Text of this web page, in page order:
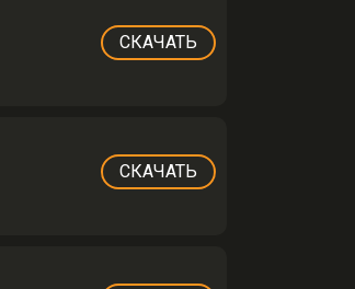
СКАЧАТЬ
СКАЧАТЬ